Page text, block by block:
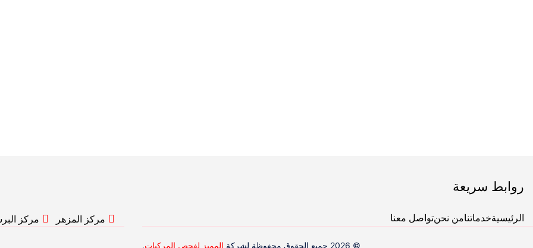
روابط سريعة
الرئيسيةخدماتنامن نحنتواصل معنا مركز المزهر مركز
© 2026 جميع الحقوق محفوظة لشركة المميز لفحص المركبات.